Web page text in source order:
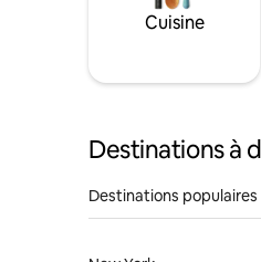
Cuisine
Destinations à
Destinations